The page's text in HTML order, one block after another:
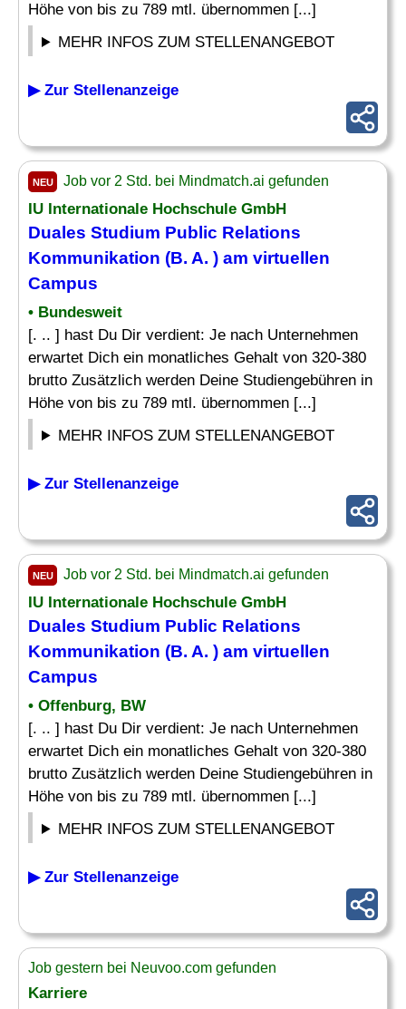
Höhe von bis zu 789 mtl. übernommen [...]
MEHR INFOS ZUM STELLENANGEBOT
▶ Zur Stellenanzeige
NEU Job vor 2 Std. bei Mindmatch.ai gefunden
IU Internationale Hochschule GmbH
Duales Studium Public Relations
Kommunikation (B. A. ) am virtuellen
Campus
• Bundesweit
[. .. ] hast Du Dir verdient: Je nach Unternehmen
erwartet Dich ein monatliches Gehalt von 320-380
brutto Zusätzlich werden Deine Studiengebühren in
Höhe von bis zu 789 mtl. übernommen [...]
MEHR INFOS ZUM STELLENANGEBOT
▶ Zur Stellenanzeige
NEU Job vor 2 Std. bei Mindmatch.ai gefunden
IU Internationale Hochschule GmbH
Duales Studium Public Relations
Kommunikation (B. A. ) am virtuellen
Campus
• Offenburg, BW
[. .. ] hast Du Dir verdient: Je nach Unternehmen
erwartet Dich ein monatliches Gehalt von 320-380
brutto Zusätzlich werden Deine Studiengebühren in
Höhe von bis zu 789 mtl. übernommen [...]
MEHR INFOS ZUM STELLENANGEBOT
▶ Zur Stellenanzeige
Job gestern bei Neuvoo.com gefunden
Karriere